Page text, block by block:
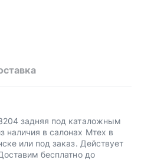
задняя под каталожным
в салонах Мтех в
или под заказ. Действует
бесплатно до